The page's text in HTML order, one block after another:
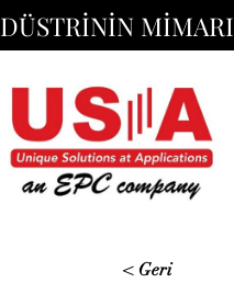
MİMARI
< Geri